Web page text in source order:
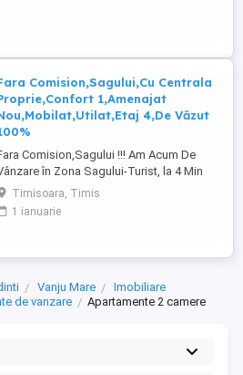
Comision,Sagului,Cu Centrala
1,Amenajat
4,De Văzut
Comision,Sagului !!! Am Acum De
în Zona Sagului-Turist, la 4 Min
Jos de Shopping City, Un apartament
2 Camere confort 1 Semidecomandat
foarte Spațios cu Bucătărie
Timisoara, Timis
1 ianuarie
Vanju Mare
Imobiliare
de vanzare Apartamente 2 camere